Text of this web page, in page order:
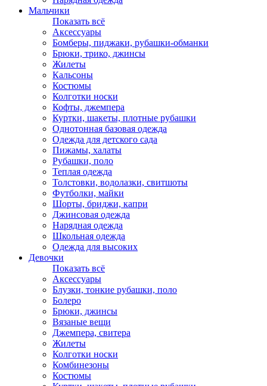
Мальчики
Показать всё
Аксессуары
Бомберы, пиджаки, рубашки-обманки
Брюки, трико, джинсы
Жилеты
Кальсоны
Костюмы
Колготки носки
Кофты, джемпера
Куртки, шакеты, плотные рубашки
Однотонная базовая одежда
Одежда для детского сада
Пижамы, халаты
Рубашки, поло
Теплая одежда
Толстовки, водолазки, свитшоты
Футболки, майки
Шорты, бриджи, капри
Джинсовая одежда
Нарядная одежда
Школьная одежда
Одежда для высоких
Девочки
Показать всё
Аксессуары
Блузки, тонкие рубашки, поло
Болеро
Брюки, джинсы
Вязаные вещи
Джемпера, свитера
Жилеты
Колготки носки
Комбинезоны
Костюмы